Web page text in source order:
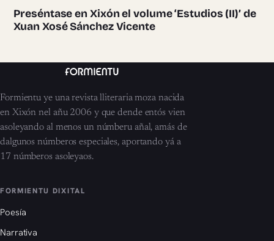
Preséntase en Xixón el volume ‘Estudios (II)’ de
Xuan Xosé Sánchez Vicente
Formientu ye una revista lliteraria moza nacida
en Xixón nel añu 2006 y que dende entós vien
asoleyando al menos un númberu añal, amás de
dalgunos númberos especiales, aportando yá a
17 númberos asoleyaos.
FORMIENTU DIXITAL
Poesía
Narrativa